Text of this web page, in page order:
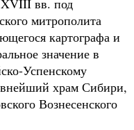
XVIII вв. под
митрополита
картографа и
значение в
Успенскому
храм Сибири,
Вознесенского